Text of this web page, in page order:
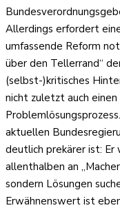
Allerdings erfordert
umfassende Reform
über den Tellerrand“
(selbst-)kritisches
nicht zuletzt auch
aktuellen
deutlich prekärer ist: Er
allenthalben an
sondern Lösungen
Erwähnenswert ist